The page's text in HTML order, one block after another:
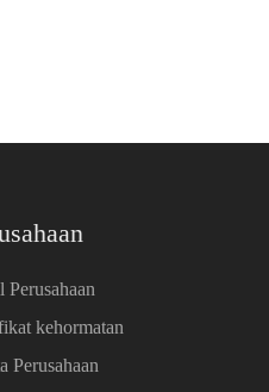
Perusahaan
kehormatan
Perusahaan